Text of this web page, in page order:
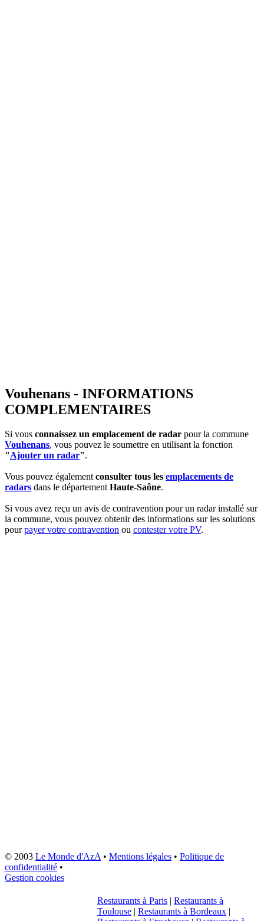
Vouhenans - INFORMATIONS
COMPLEMENTAIRES
Si vous connaissez un emplacement de radar pour la commune
Vouhenans, vous pouvez le soumettre en utilisant la fonction
"Ajouter un radar".
Vous pouvez égalementconsulter tous les emplacements de
radars dans le départementHaute-Saône.
Si vous avez reçu un avis de contravention pour un radar installé sur
la commune, vous pouvez obtenir des informations sur les solutions
pourpayer votre contravention ou contester votre PV.
© 2003 Le Monde d'AzA• Mentions légales • Politique de
confidentialité •
Gestion cookies
Restaurants à Paris | Restaurants à
Toulouse | Restaurants à Bordeaux |